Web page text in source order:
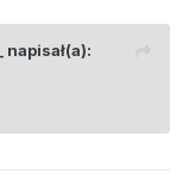
napisał(a):